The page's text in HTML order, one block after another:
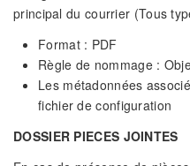
principal du courrier (Tous
Format : PDF
Règle de nommage :
Les métadonnées
fichier de configuration
DOSSIER PIECES JOINTES